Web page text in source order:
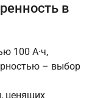
в
100 А·ч,
– выбор
ценящих